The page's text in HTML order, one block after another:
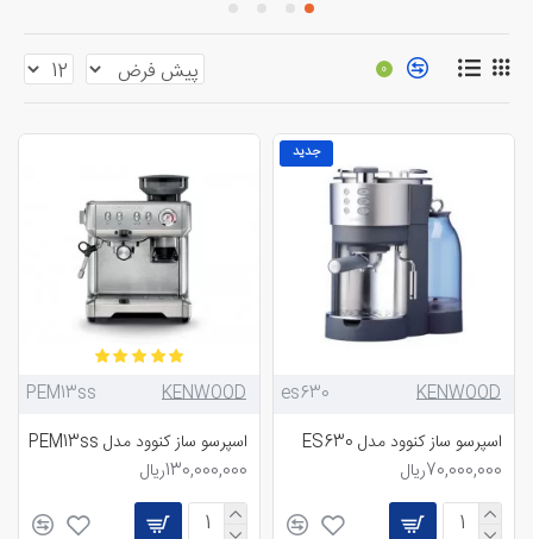
0
جدید
KENWOOD
es630
اسپرسو ساز کنوود مدل ES630
70,000,000ریال
KENWOOD
PEM13ss
اسپرسو ساز کنوود مدل PEM13ss
130,000,000ریال